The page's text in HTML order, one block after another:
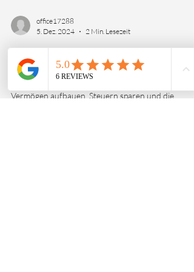
office17288
5. Dez. 2024
2 Min. Lesezeit
Jetzt auch online
Vorträge
Vermögen aufbauen, Steuern sparen und die